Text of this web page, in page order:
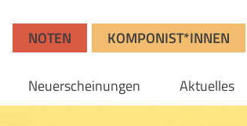
NOTEN KOMPONIST*INNEN
Neuerscheinungen Aktuelles